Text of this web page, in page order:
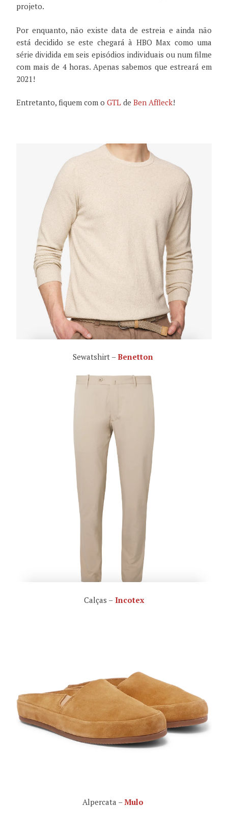
projeto.
Por enquanto, não existe data de estreia e ainda não
está decidido se este chegará à HBO Max como uma
série dividida em seis episódios individuais ou num filme
com mais de 4 horas. Apenas sabemos que estreará em
2021!
Entretanto, fiquem com o GTL de Ben Affleck!
Sewatshirt –Benetton
Calças – Incotex
Alpercata –Mulo